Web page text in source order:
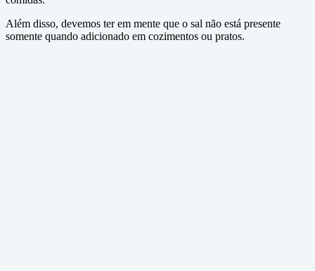
Além disso, devemos ter em mente que o sal não está presente
somente quando adicionado em cozimentos ou pratos.